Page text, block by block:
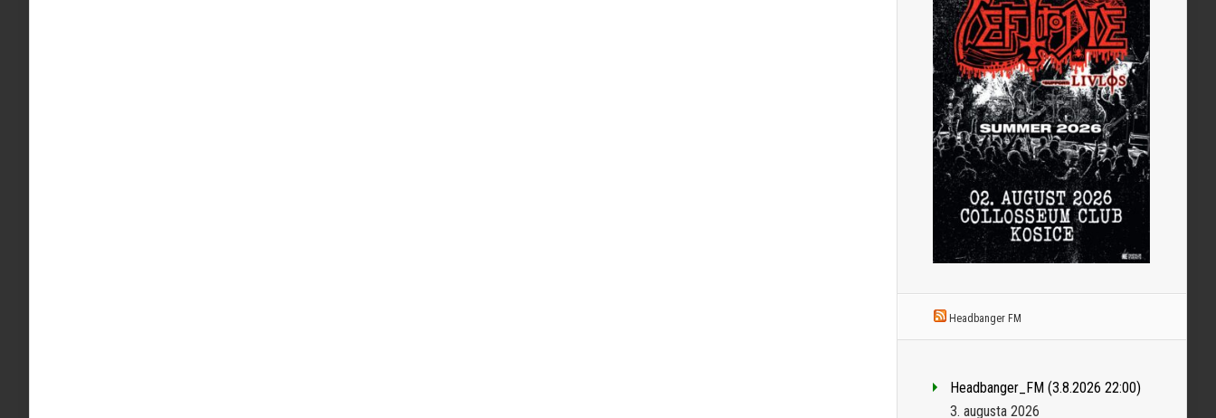
Headbanger FM
Headbanger_FM (3.8.2026 22:00)
3. augusta 2026